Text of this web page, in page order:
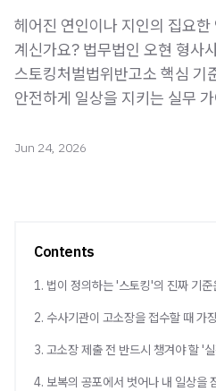
헤어진 연인이나 지인의 집요
계신가요? 법무법인 오현 형사
스토킹처벌법위반고소 핵심 기
안전하게 일상을 지키는 실무
Jun 24, 2026
Contents
1. 법이 정의하는 '스토킹'의 진짜 기준
2. 수사기관이 고소장을 접수할 때 가
3. 고소장 제출 전 반드시 챙겨야 할 '
4. 보복의 공포에서 벗어나 내 일상을